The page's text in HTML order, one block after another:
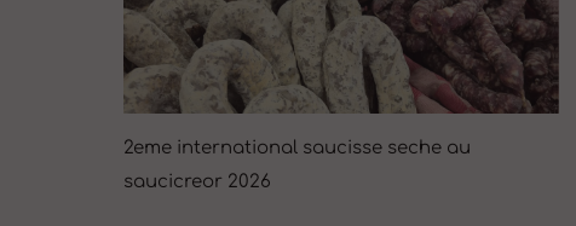
2eme international saucisse seche au
saucicreor 2026